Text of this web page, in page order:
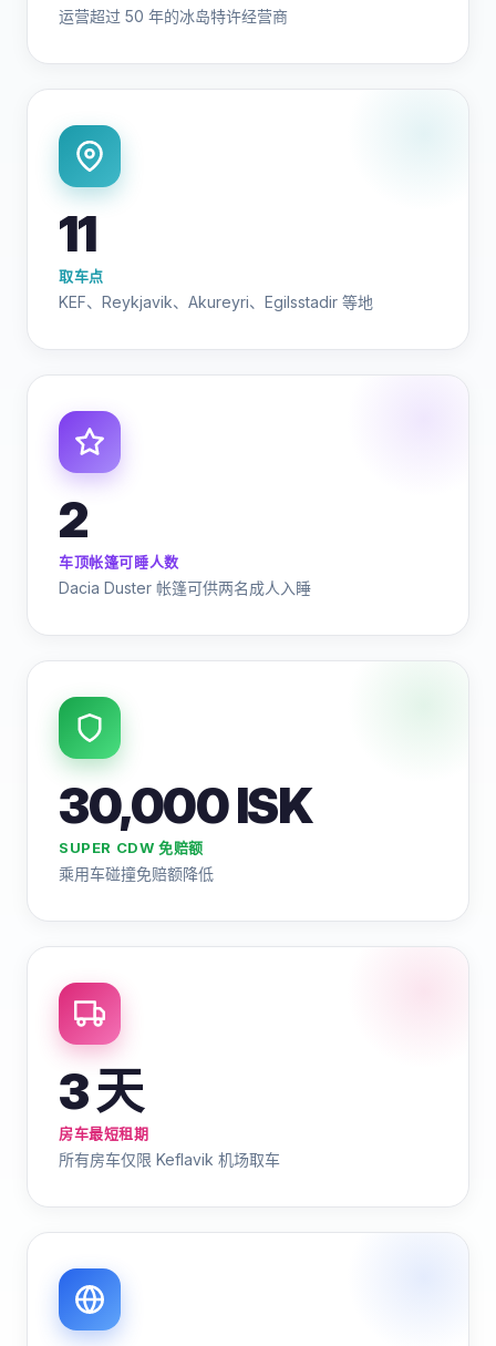
运营超过 50 年的冰岛特许经营商
11
取车点
KEF、Reykjavik、Akureyri、Egilsstadir 等地
2
车顶帐篷可睡人数
Dacia Duster 帐篷可供两名成人入睡
30,000 ISK
SUPER CDW 免赔额
乘用车碰撞免赔额降低
3 天
房车最短租期
所有房车仅限 Keflavik 机场取车